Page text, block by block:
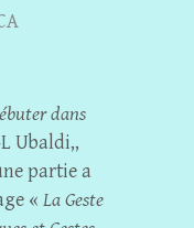
dans
L Ubaldi,,
partie a
« La Geste